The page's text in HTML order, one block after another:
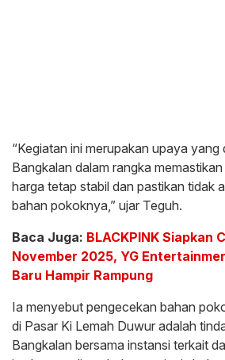
“Kegiatan ini merupakan upaya
Bangkalan dalam rangka
harga tetap stabil dan pastikan tidak
bahan pokoknya,” ujar Teguh.
Baca Juga: BLACKPINK Siapkan
November 2025, YG
Baru Hampir Rampung
Ia menyebut pengecekan bahan
di Pasar Ki Lemah Duwur adalah
Bangkalan bersama instansi terkait